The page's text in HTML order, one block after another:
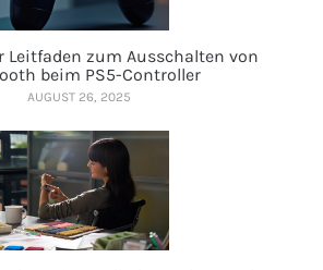
Leitfaden zum Ausschalten von
beim PS5-Controller
AUGUST 26, 2025